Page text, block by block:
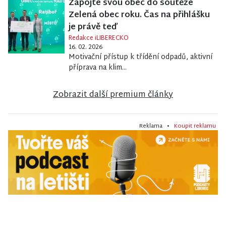
Zapojte svou obec do soutěže
Zelená obec roku. Čas na přihlášku
je právě teď
Redakce iLIBERECKO
16. 02. 2026
Motivační přístup k třídění odpadů, aktivní
příprava na klim...
Zobrazit další premium články
Reklama • Koupit reklamu